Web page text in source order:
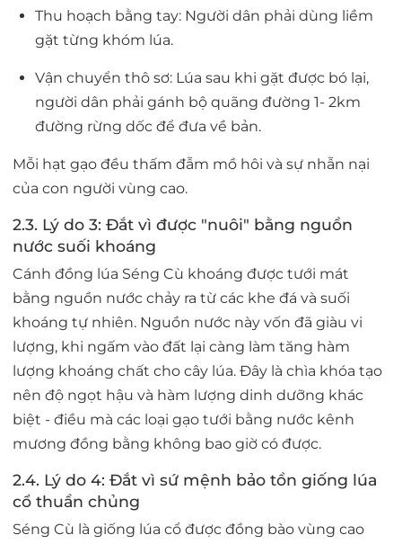
Thu hoạch bằng tay: Người dân phải dùng liềm
gặt từng khóm lúa.
Vận chuyển thô sơ: Lúa sau khi gặt được bó lại,
người dân phải gánh bộ quãng đường 1- 2km
đường rừng dốc để đưa về bản.
Mỗi hạt gạo đều thấm đẫm mồ hôi và sự nhẫn nại
của con người vùng cao.
2.3. Lý do 3: Đắt vì được "nuôi" bằng nguồn
nước suối khoáng
Cánh đồng lúa Séng Cù khoáng được tưới mát
bằng nguồn nước chảy ra từ các khe đá và suối
khoáng tự nhiên. Nguồn nước này vốn đã giàu vi
lượng, khi ngấm vào đất lại càng làm tăng hàm
lượng khoáng chất cho cây lúa. Đây là chìa khóa tạo
nên độ ngọt hậu và hàm lượng dinh dưỡng khác
biệt - điều mà các loại gạo tưới bằng nước kênh
mương đồng bằng không bao giờ có được.
2.4. Lý do 4: Đắt vì sứ mệnh bảo tồn giống lúa
cổ thuần chủng
Séng Cù là giống lúa cổ được đồng bào vùng cao